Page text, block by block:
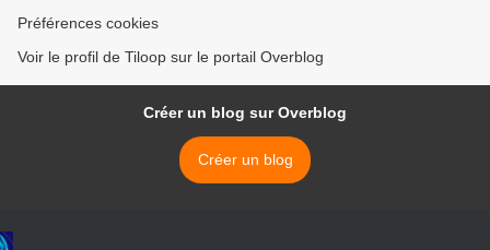
Préférences cookies
Voir le profil de Tiloop sur le portail Overblog
Créer un blog sur Overblog
Créer un blog